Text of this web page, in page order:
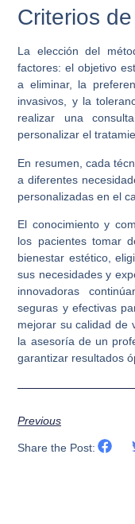
Criterios
La elección del
factores: el objetivo
a eliminar, la
invasivos, y la
realizar una
personalizar el
En resumen, cada
a diferentes
personalizadas en el
El conocimiento y
los pacientes tomar
bienestar estético,
sus necesidades y
innovadoras
seguras y efectivas
mejorar su calidad de
la asesoría de un
garantizar resultados
Previous
Share the Post: